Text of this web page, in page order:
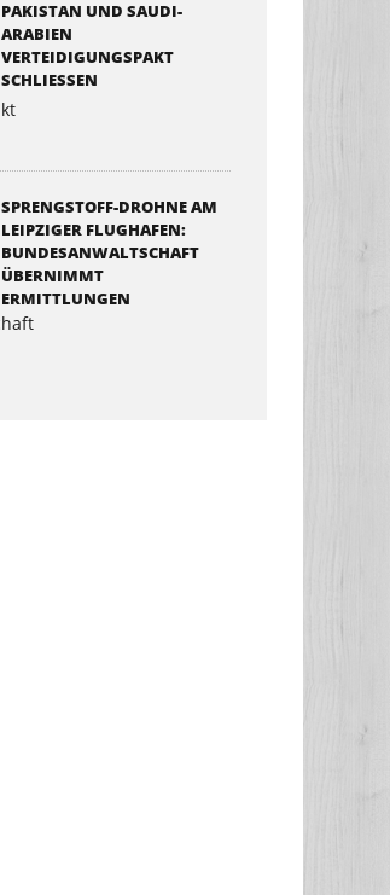
PAKISTAN UND SAUDI-
ARABIEN
VERTEIDIGUNGSPAKT
SCHLIESSEN
SPRENGSTOFF-DROHNE AM
LEIPZIGER FLUGHAFEN:
BUNDESANWALTSCHAFT
ÜBERNIMMT
ERMITTLUNGEN